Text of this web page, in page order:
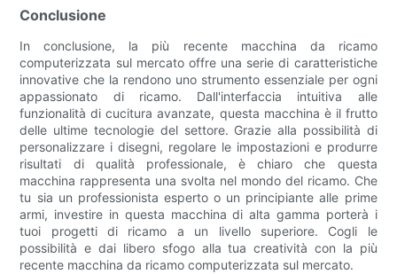
Conclusione
In conclusione, la più recente macchina da ricamo
computerizzata sul mercato offre una serie di caratteristiche
innovative che la rendono uno strumento essenziale per ogni
appassionato di ricamo. Dall'interfaccia intuitiva alle
funzionalità di cucitura avanzate, questa macchina è il frutto
delle ultime tecnologie del settore. Grazie alla possibilità di
personalizzare i disegni, regolare le impostazioni e produrre
risultati di qualità professionale, è chiaro che questa
macchina rappresenta una svolta nel mondo del ricamo. Che
tu sia un professionista esperto o un principiante alle prime
armi, investire in questa macchina di alta gamma porterà i
tuoi progetti di ricamo a un livello superiore. Cogli le
possibilità e dai libero sfogo alla tua creatività con la più
recente macchina da ricamo computerizzata sul mercato.